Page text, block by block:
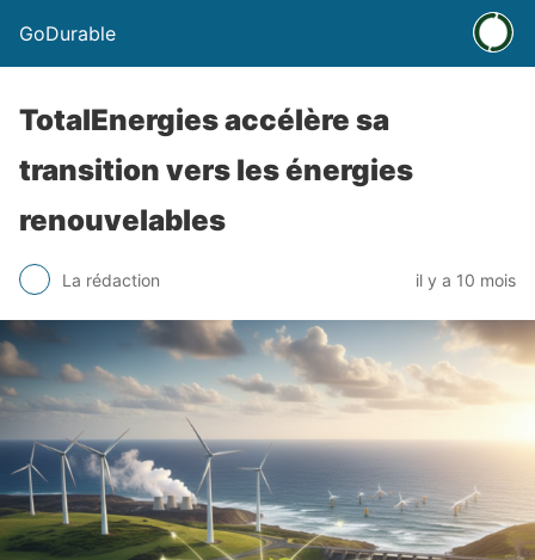
GoDurable
TotalEnergies accélère sa
transition vers les énergies
renouvelables
La rédaction il y a 10 mois